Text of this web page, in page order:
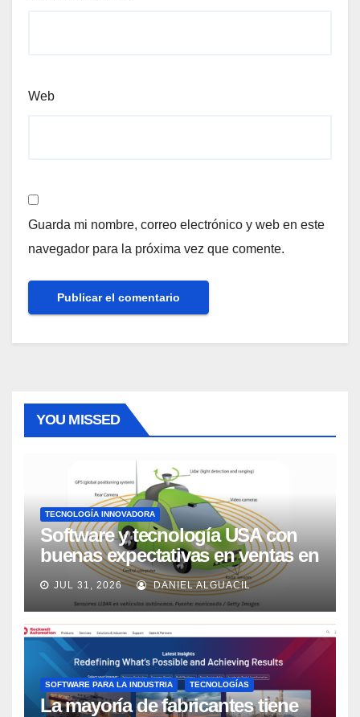
Web
Guarda mi nombre, correo electrónico y web en este
navegador para la próxima vez que comente.
YOU MISSED
TECNOLOGÍA INNOVADORA
Software y tecnología USA con
buenas expectativas en ventas en
los próximos 2 años, según
Market Watch
JUL 31, 2026 DANIEL ALGUACIL
SOFTWARE PARA LA INDUSTRIA TECNOLOGÍAS
La mayoría de fabricantes tiene